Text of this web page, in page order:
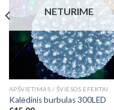
NETURIME
APŠVIETIMAS / ŠVIESOS EFEKTAI
Kalėdinis burbulas 300LED